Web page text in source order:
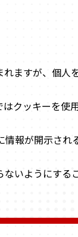
ますが、個人
クッキーを使
報が開示され
いようにする